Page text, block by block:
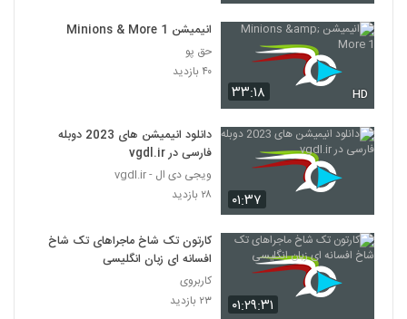
۳۳:۱۸ HD
انیمیشن Minions & More 1
حق پو
۴۰ بازدید
۰۱:۳۷
دانلود انیمیشن های 2023 دوبله
فارسی در vgdl.ir
ویجی دی ال - vgdl.ir
۲۸ بازدید
۰۱:۲۹:۳۱
کارتون تک شاخ ماجراهای تک شاخ
افسانه ای زبان انگلیسی
کاربروی
۲۳ بازدید